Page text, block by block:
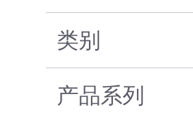
类别
产品系列